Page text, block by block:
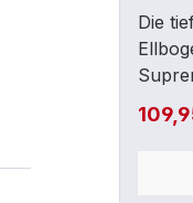
Wrap-
Die